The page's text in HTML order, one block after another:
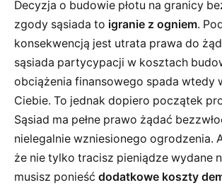
Decyzja o budowie płotu na granicy
zgody sąsiada to igranie z ogniem.
konsekwencją jest utrata prawa do
sąsiada partycypacji w kosztach
obciążenia finansowego spada wtedy
Ciebie. To jednak dopiero początek
Sąsiad ma pełne prawo żądać
nielegalnie wzniesionego ogrodzenia.
że nie tylko tracisz pieniądze wydane
musisz ponieść dodatkowe koszty